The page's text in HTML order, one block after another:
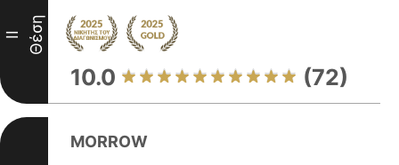
II Θέση
10.0 (72)
MORROW